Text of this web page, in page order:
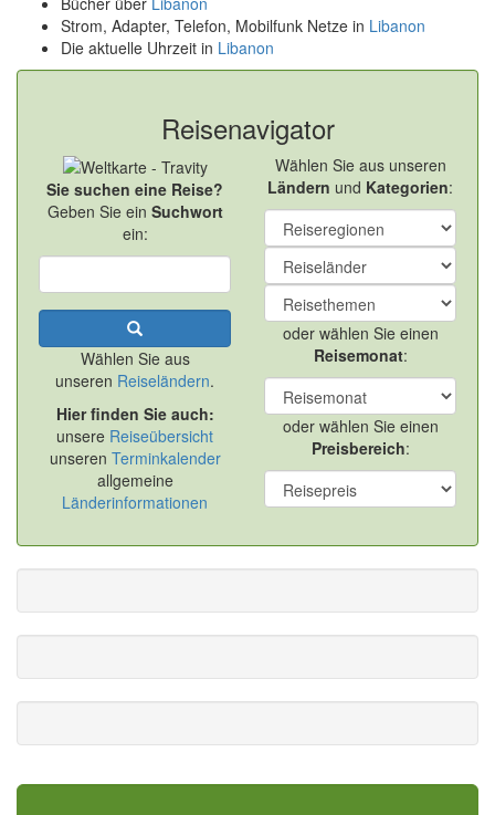
Strom, Adapter, Telefon, Mobilfunk Netze in Libanon
Die aktuelle Uhrzeit in Libanon
Reisenavigator
Sie suchen eine Reise?
Geben Sie ein Suchwort
ein:
Wählen Sie aus
unseren Reiseländern.
Hier finden Sie auch:
unsere Reiseübersicht
unseren Terminkalender
allgemeine
Länderinformationen
Wählen Sie aus unseren
Ländern und Kategorien:
oder wählen Sie einen
Reisemonat:
oder wählen Sie einen
Preisbereich: